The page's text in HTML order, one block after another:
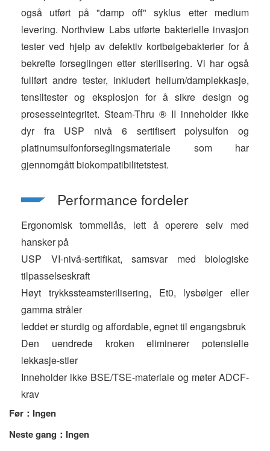
også utført på "damp off" syklus etter medium
levering. Northview Labs utførte bakterielle invasjon
tester ved hjelp av defektiv kortbølgebakterier for å
bekrefte forseglingen etter sterilisering. Vi har også
fullført andre tester, inkludert helium/damplekkasje,
tensiltester og eksplosjon for å sikre design og
prosesseintegritet. Steam-Thru ® II inneholder ikke
dyr fra USP nivå 6 sertifisert polysulfon og
platinumsulfonforseglingsmateriale som har
gjennomgått biokompatibilitetstest.
Performance fordeler
Ergonomisk tommellås, lett å operere selv med
hansker på
USP VI-nivå-sertifikat, samsvar med biologiske
tilpasselseskraft
Høyt trykkssteamsterilisering, Et0, lysbølger eller
gamma stråler
leddet er sturdig og affordable, egnet til engangsbruk
Den uendrede kroken eliminerer potensielle
lekkasje-stier
Inneholder ikke BSE/TSE-materiale og møter ADCF-
krav
Før：Ingen
Neste gang：Ingen